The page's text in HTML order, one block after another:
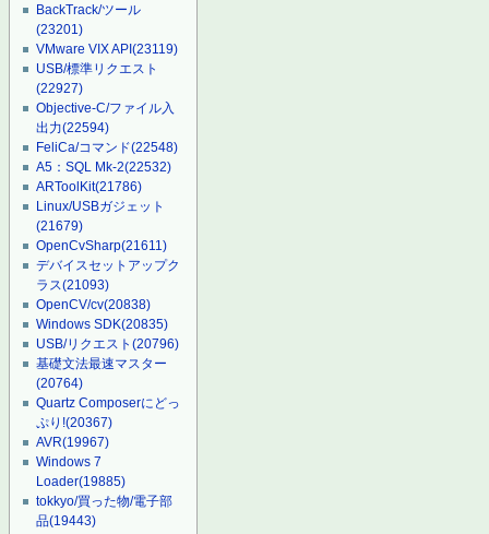
BackTrack/ツール
(23201)
VMware VIX API(23119)
USB/標準リクエスト
(22927)
Objective-C/ファイル入
出力(22594)
FeliCa/コマンド(22548)
A5：SQL Mk-2(22532)
ARToolKit(21786)
Linux/USBガジェット
(21679)
OpenCvSharp(21611)
デバイスセットアップク
ラス(21093)
OpenCV/cv(20838)
Windows SDK(20835)
USB/リクエスト(20796)
基礎文法最速マスター
(20764)
Quartz Composerにどっ
ぷり!(20367)
AVR(19967)
Windows 7
Loader(19885)
tokkyo/買った物/電子部
品(19443)